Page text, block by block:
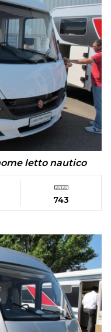
letto nautico
743